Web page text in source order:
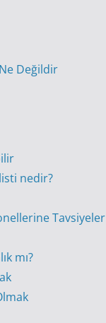
Değildir
nedir?
Tavsiyeler
mı?